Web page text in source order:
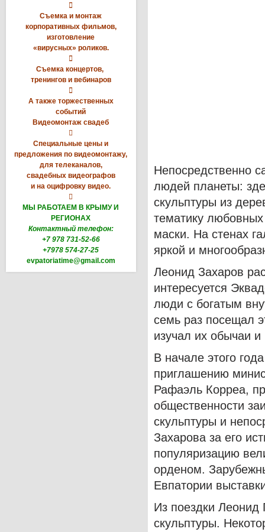

Съемка и монтаж
корпоративных фильмов,
изготовление
«вирусных» роликов.

Съемка концертов,
тренингов и вебинаров

А также торжественных
событий
Видеомонтаж свадеб

Специальные цены и
предложения по видеомонтажу,
для телеканалов,
свадебных видеографов
и на оцифровку видео.

МЫ РАБОТАЕМ В КРЫМУ И
РЕГИОНАХ
Контактный телефон:
+7 978 731-52-66
+7978 574-27-25
evpatoriatime@gmail.com
Непосредственно
людей планеты:
скульптуры из
тематику
маски. На стенах
яркой и
Леонид Захаров
интересуется
люди с богатым
семь раз посещал
изучал их обычаи
В начале этого
приглашению
Рафаэль Корреа,
общественности
скульптуры и
Захарова за его
популяризацию
орденом.
Евпатории
Из поездки Леонид
скульптуры.